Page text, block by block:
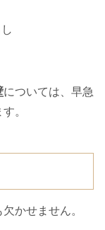
については、早急
。
欠かせません。